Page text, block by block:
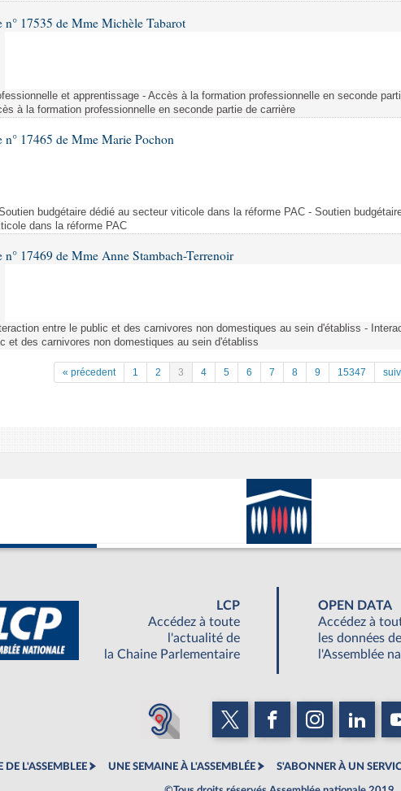
n° 17535 de Mme Michèle Tabarot
et apprentissage - Accès à la formation professionnelle en seconde
à la formation professionnelle en seconde partie de carrière
n° 17465 de Mme Marie Pochon
budgétaire dédié au secteur viticole dans la réforme PAC - Soutien
dans la réforme PAC
n° 17469 de Mme Anne Stambach-Terrenoir
entre le public et des carnivores non domestiques au sein d'établiss -
et des carnivores non domestiques au sein d'établiss
« précedent 1 2 3 4 5 6 7 8 9 15347
LCP
Accédez à toute
l'actualité de
la Chaine Parlementaire
OPEN DATA
Accédez à
les données de
l'Assemblée
DE L'ASSEMBLEE UNE SEMAINE À L'ASSEMBLÉE S'ABONNER À UN